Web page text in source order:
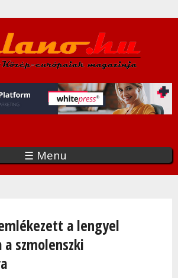
a
tartalomra
☰ Menu
a lengyel
szmolenszki